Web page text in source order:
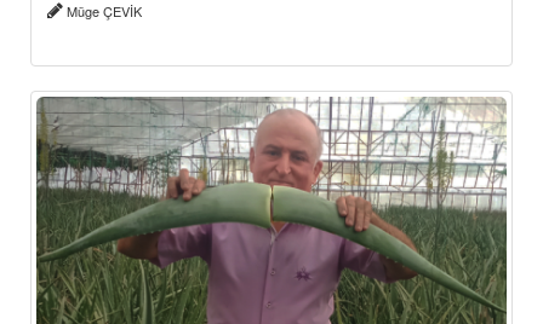
Müge ÇEVİK